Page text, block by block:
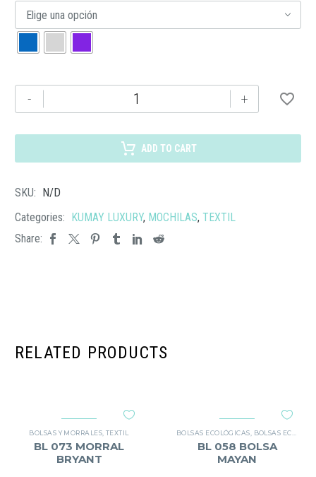
Elige una opción
-
509
cantidad
+
ADD TO CART
SKU: N/D
Categories: KUMAY LUXURY, MOCHILAS, TEXTIL
Share:
RELATED PRODUCTS
BOLSAS Y MORRALES TEXTIL
BL 073 MORRAL
BRYANT
BOLSAS ECOLÓGICAS BOLSAS ECOLÓGICAS
BL 058 BOLSA
MAYAN